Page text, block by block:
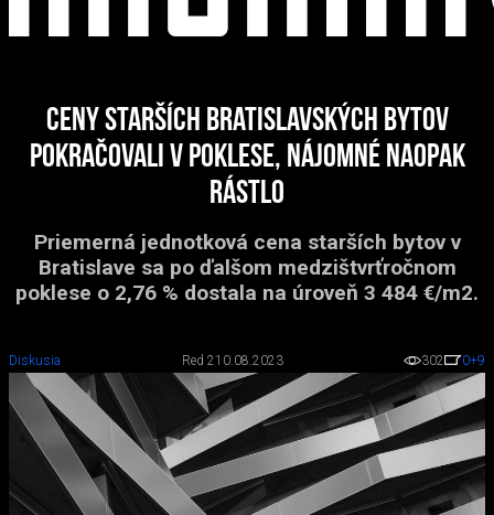
Ceny starších bratislavských bytov
pokračovali v poklese, nájomné naopak
rástlo
Priemerná jednotková cena starších bytov v
Bratislave sa po ďalšom medzištvrťročnom
poklese o 2,76 % dostala na úroveň 3 484 €/m2.
Diskusia Red 210.08.2023 302 0+9